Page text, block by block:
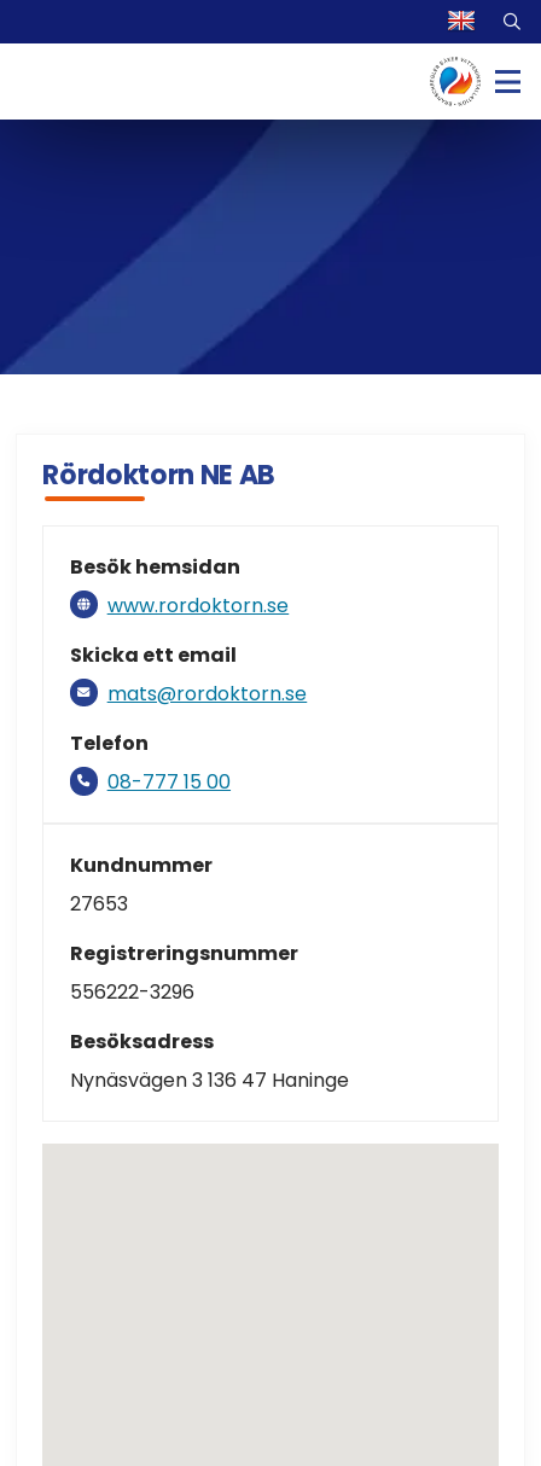
Rördoktorn NE AB
Besök hemsidan
www.rordoktorn.se
Skicka ett email
mats@rordoktorn.se
Telefon
08-777 15 00
Kundnummer
27653
Registreringsnummer
556222-3296
Besöksadress
Nynäsvägen 3 136 47 Haninge